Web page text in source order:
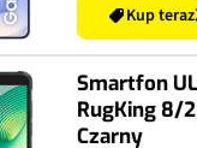
Kup teraz
Smartfon
RugKing 8/
Czarny